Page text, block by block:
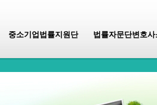
중소기업법률지원단 법률자문단변호사